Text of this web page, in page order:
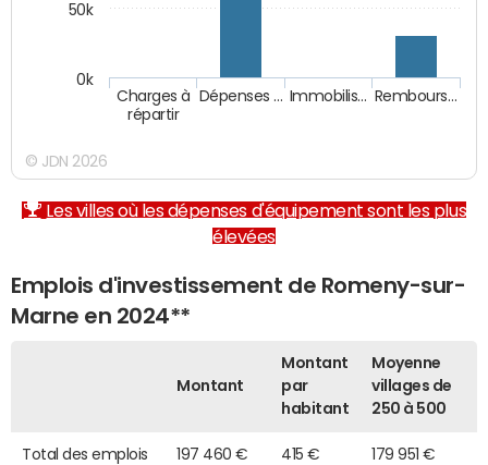
Charges à
répartir
Dépenses … Immobilis… Rembours…
0k
50k
© JDN 2026
Les villes où les dépenses d'équipement sont les plus
élevées
Emplois d'investissement de Romeny-sur-
Marne en 2024**
Montant
Montant
par
habitant
Moyenne
villages de
250 à 500
Total des emplois
197 460 € 415 € 179 951 €